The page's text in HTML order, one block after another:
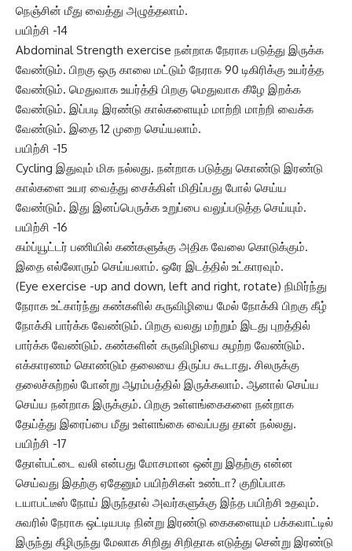
நெஞ்சின் மீது வைத்து அழுத்தலாம்.
பயிற்சி -14
Abdominal Strength exercise நன்றாக நேராக படுத்து இருக்க
வேண்டும். பிறகு ஒரு காலை மட்டும் நேராக 90 டிகிரிக்கு உயர்த்த
வேண்டும். மெதுவாக உயர்த்தி பிறகு மெதுவாக கீழே இறக்க
வேண்டும். இப்படி இரண்டு கால்களையும் மாற்றி மாற்றி வைக்க
வேண்டும். இதை 12 முறை செய்யலாம்.
பயிற்சி -15
Cycling இதுவும் மிக நல்லது. நன்றாக படுத்து கொண்டு இரண்டு
கால்களை உயர வைத்து சைக்கிள் மிதிப்பது போல் செய்ய
வேண்டும். இது இனப்பெருக்க உறுப்பை வலுப்படுத்த செய்யும்.
பயிற்சி -16
கம்ப்யூட்டர் பணியில் கண்களுக்கு அதிக வேலை கொடுக்கும்.
இதை எல்லோரும் செய்யலாம். ஒரே இடத்தில் உட்காரவும்.
(Eye exercise -up and down, left and right, rotate) நிமிர்ந்து
நேராக உட்கார்ந்து கண்களில் கருவிழியை மேல் நோக்கி பிறகு கீழ்
நோக்கி பார்க்க வேண்டும். பிறகு வலது மற்றும் இடது புறத்தில்
பார்க்க வேண்டும். கண்களின் கருவிழியை சுழற்ற வேண்டும்.
எக்காரணம் கொண்டும் தலையை திருப்ப கூடாது. சிலருக்கு
தலைச்சுற்றல் போன்று ஆரம்பத்தில் இருக்கலாம். ஆனால் செய்ய
செய்ய நன்றாக இருக்கும். பிறகு உள்ளங்கைகளை நன்றாக
தேய்த்து இரைப்பை மீது உள்ளங்கை வைப்பது தான் நல்லது.
பயிற்சி -17
தோள்பட்டை வலி என்பது மோசமான ஒன்று இதற்கு என்ன
செய்வது இதற்கு ஏதேனும் பயிற்சிகள் உண்டா? குறிப்பாக
டயாபட்டீஸ் நோய் இருந்தால் அவர்களுக்கு இந்த பயிற்சி உதவும்.
சுவரில் நேராக ஒட்டியபடி நின்று இரண்டு கைகளையும் பக்கவாட்டில்
இருந்து கீழிருந்து மேலாக சிறிது சிறிதாக எடுத்து சென்று இரண்டு